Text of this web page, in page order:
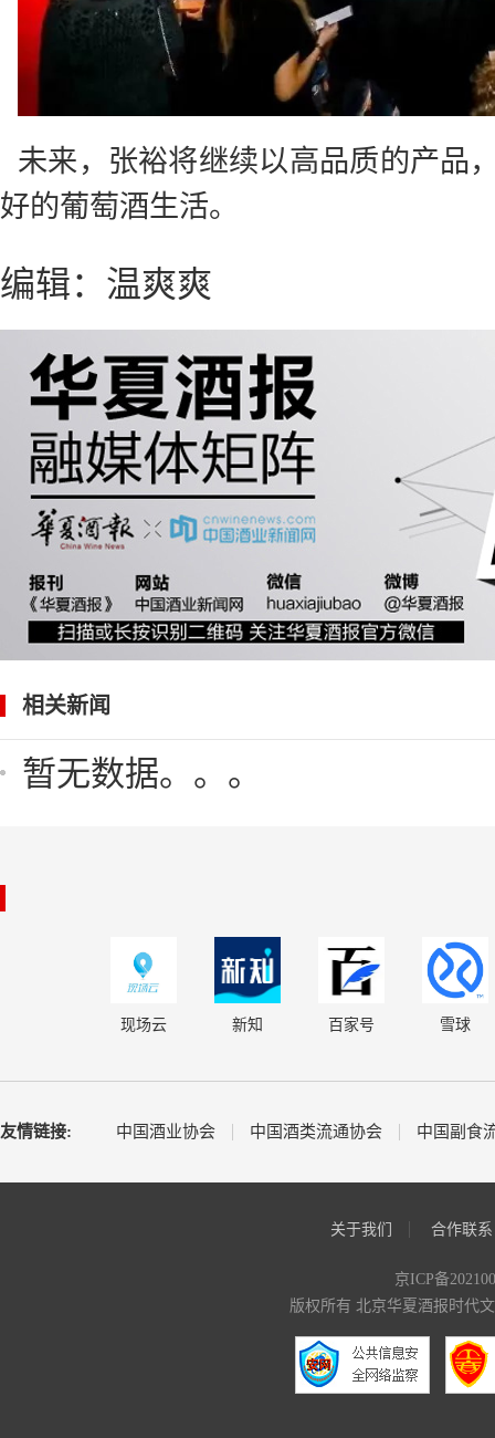
未来，张裕将继续以高品质的产品
好的葡萄酒生活。
编辑：温爽爽
相关新闻
暂无数据。。。
现场云 新知 百家号 雪球
友情链接: 中国酒业协会 中国酒类流通协会 中国副食
关于我们 合作联系
京ICP备
版权所有 北京华夏酒报时代文